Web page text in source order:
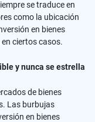
se traduce en
como la ubicación
en bienes
ciertos casos.
y nunca se estrella
de bienes
Las burbujas
en bienes